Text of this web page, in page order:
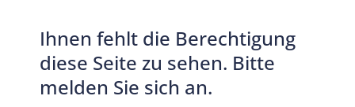
Ihnen fehlt die Berechtigung
diese Seite zu sehen. Bitte
melden Sie sich an.